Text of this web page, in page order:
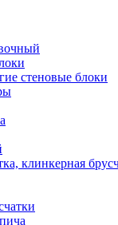
стеновые блоки
клинкерная